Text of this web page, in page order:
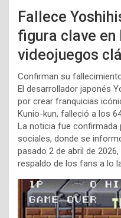
Fallece
figura clave
videojuegos
Confirman su
El desarrollador japonés
por crear franquicias
Kunio-kun, falleció a los
La noticia fue confirmada
sociales, donde se
pasado 2 de abril de
respaldo de los fans a lo